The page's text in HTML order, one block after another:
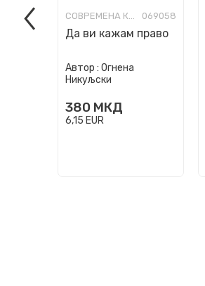
СОВРЕМЕНА КНИЖЕВНОСТ 069058
Да ви кажам право
Автор : Огнена
Никуљски
380 МКД
6,15 EUR